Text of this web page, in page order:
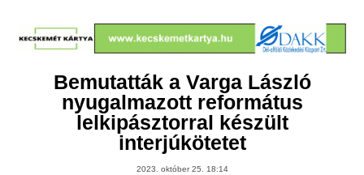
Bemutatták a Varga László
nyugalmazott református
lelkipásztorral készült
interjúkötetet
2023. október 25. 18:14